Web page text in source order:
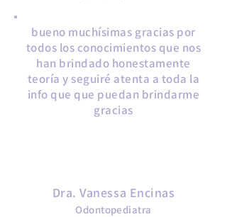
bueno muchísimas gracias por
todos los conocimientos que nos
han brindado honestamente
teoría y seguiré atenta a toda la
info que que puedan brindarme
gracias​
Dra. Vanessa Encinas​
Odontopediatra